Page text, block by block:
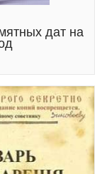
дат на